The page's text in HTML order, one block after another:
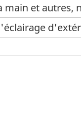
et autres,